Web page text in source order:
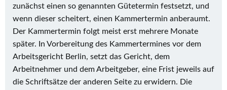
zunächst einen so genannten Gütetermin festsetzt, und
wenn dieser scheitert, einen Kammertermin anberaumt.
Der Kammertermin folgt meist erst mehrere Monate
später. In Vorbereitung des Kammertermines vor dem
Arbeitsgericht Berlin, setzt das Gericht, dem
Arbeitnehmer und dem Arbeitgeber, eine Frist jeweils auf
die Schriftsätze der anderen Seite zu erwidern. Die